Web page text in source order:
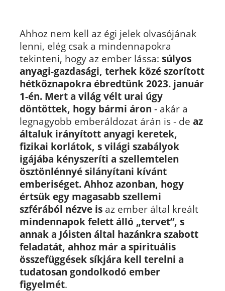
Ahhoz nem kell az égi jelek olvasójának
lenni, elég csak a mindennapokra
tekinteni, hogy az ember lássa: súlyos
anyagi-gazdasági, terhek közé szorított
hétköznapokra ébredtünk 2023. január
1-én. Mert a világ vélt urai úgy
döntöttek, hogy bármi áron - akár a
legnagyobb emberáldozat árán is - de az
általuk irányított anyagi keretek,
fizikai korlátok, s világi szabályok
igájába kényszeríti a szellemtelen
ösztönlénnyé silányítani kívánt
emberiséget. Ahhoz azonban, hogy
értsük egy magasabb szellemi
szférából nézve is az ember által kreált
mindennapok felett álló „tervet”, s
annak a Jóisten által hazánkra szabott
feladatát, ahhoz már a spirituális
összefüggések síkjára kell terelni a
tudatosan gondolkodó ember
figyelmét.